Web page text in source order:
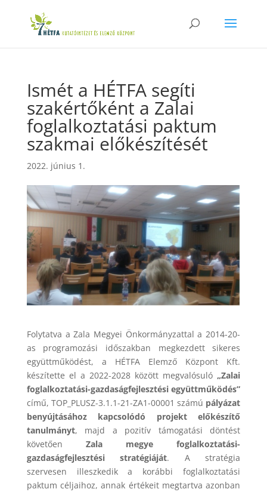
Ismét a HÉTFA segíti
szakértőként a Zalai
foglalkoztatási paktum
szakmai előkészítését
2022. június 1.
Folytatva a Zala Megyei Önkormányzattal a 2014-20-
as programozási időszakban megkezdett sikeres
együttműködést, a HÉTFA Elemző Központ Kft.
készítette el a 2022-2028 között megvalósuló „Zalai
foglalkoztatási-gazdaságfejlesztési együttműködés”
című, TOP_PLUSZ-3.1.1-21-ZA1-00001 számú pályázat
benyújtásához kapcsolódó
projekt előkészítő
tanulmányt, majd a pozitív támogatási döntést
követően Zala megye foglalkoztatási-
gazdaságfejlesztési stratégiáját. A stratégia
szervesen illeszkedik a korábbi foglalkoztatási
paktum céljaihoz, annak értékeit megtartva azonban